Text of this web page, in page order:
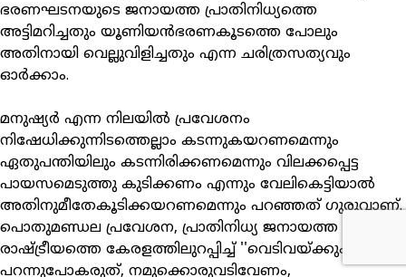
ഭരണഘടനയുടെ ജനായത്ത പ്രാതിനിധ്യത്തെ
അട്ടിമറിച്ചതും യൂണിയന്‍ഭരണകൂടത്തെ പോലും
അതിനായി വെല്ലുവിളിച്ചതും എന്ന ചരിത്രസത്യവും
ഓര്‍ക്കാം.
മനുഷ്യര്‍ എന്ന നിലയില്‍ പ്രവേശനം
നിഷേധിക്കുന്നിടത്തെല്ലാം കടന്നുകയറണമെന്നും
ഏതുപന്തിയിലും കടന്നിരിക്കണമെന്നും വിലക്കപ്പെട്ട
പായസമെടുത്തു കുടിക്കണം എന്നും വേലികെട്ടിയാല്‍
അതിനുമീതേകൂടിക്കയറണമെന്നും പറഞ്ഞത് ഗുരുവാണ്.
പൊതുമണ്ഡല പ്രവേശന, പ്രാതിനിധ്യ ജനായത്ത
രാഷ്ട്രീയത്തെ കേരളത്തിലുറപ്പിച്ച് ''വെടിവയ്ക്കും
പറന്നുപോകരുത്, നമുക്കൊരുവടിവേണം,